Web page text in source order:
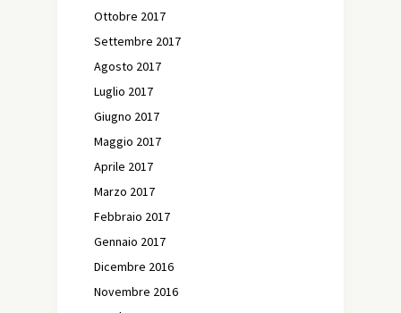
Ottobre 2017
Settembre 2017
Agosto 2017
Luglio 2017
Giugno 2017
Maggio 2017
Aprile 2017
Marzo 2017
Febbraio 2017
Gennaio 2017
Dicembre 2016
Novembre 2016